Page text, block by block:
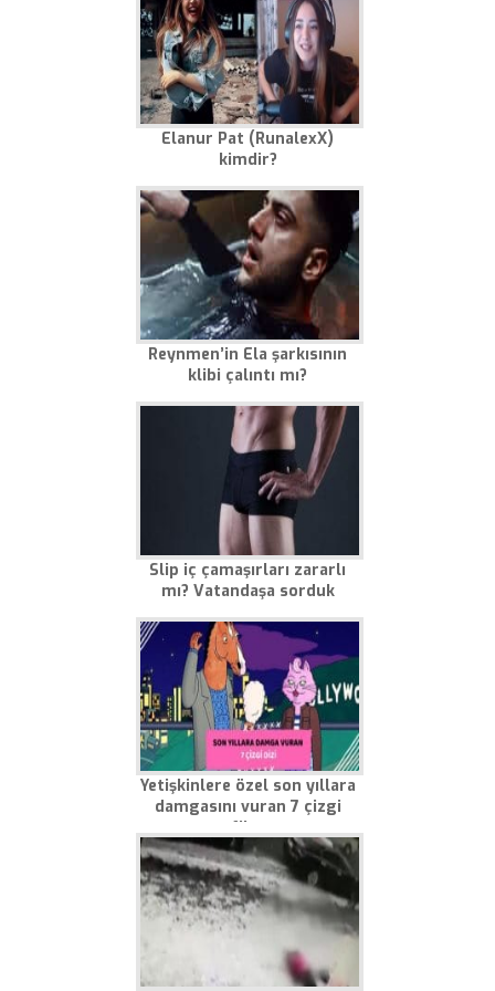
Elanur Pat (RunalexX)
kimdir?
Reynmen’in Ela şarkısının
klibi çalıntı mı?
Slip iç çamaşırları zararlı
mı? Vatandaşa sorduk
Yetişkinlere özel son yıllara
damgasını vuran 7 çizgi
film